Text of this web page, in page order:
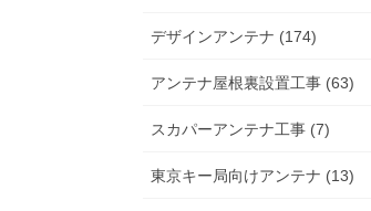
デザインアンテナ (174)
アンテナ屋根裏設置工事 (63)
スカパーアンテナ工事 (7)
東京キー局向けアンテナ (13)